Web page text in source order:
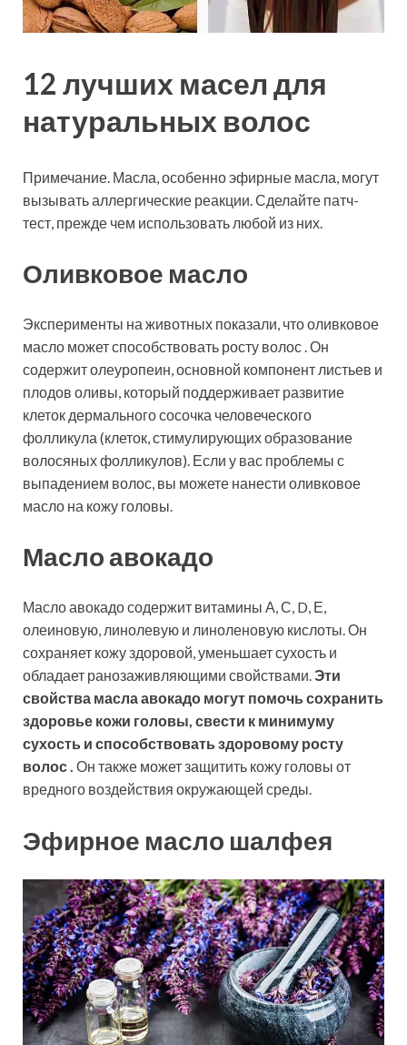
12 лучших масел для
натуральных волос
Примечание. Масла, особенно эфирные масла, могут
вызывать аллергические реакции. Сделайте патч-
тест, прежде чем использовать любой из них.
Оливковое масло
Эксперименты на животных показали, что оливковое
масло может способствовать росту волос . Он
содержит олеуропеин, основной компонент листьев и
плодов оливы, который поддерживает развитие
клеток дермального сосочка человеческого
фолликула (клеток, стимулирующих образование
волосяных фолликулов). Если у вас проблемы с
выпадением волос, вы можете нанести оливковое
масло на кожу головы.
Масло авокадо
Масло авокадо содержит витамины А, С, D, Е,
олеиновую, линолевую и линоленовую кислоты. Он
сохраняет кожу здоровой, уменьшает сухость и
обладает ранозаживляющими свойствами.Эти
свойства масла авокадо могут помочь сохранить
здоровье кожи головы, свести к минимуму
сухость и способствовать здоровому росту
волос . Он также может защитить кожу головы от
вредного воздействия окружающей среды.
Эфирное масло шалфея